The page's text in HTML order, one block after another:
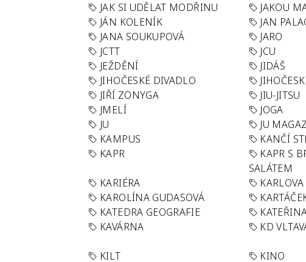
JAK SI UDĚLAT MODŘINU
JAKOU
JÁN KOLENÍK
JAN
JANA SOUKUPOVÁ
JARO
JCTT
JCU
JEŽDĚNÍ
JIDÁŠ
JIHOČESKÉ DIVADLO
JIŘÍ ZONYGA
JIU-JITSU
JMELÍ
JOGA
JU
JU
KAMPUS
KANČÍ
KAPR
KAPR S
SALÁTEM
KARIÉRA
KAROLÍNA GUDASOVÁ
KATEDRA GEOGRAFIE
KAVÁRNA
KD
KILT KINO